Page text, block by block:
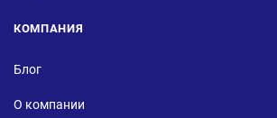
КОМПАНИЯ
Блог
О компании